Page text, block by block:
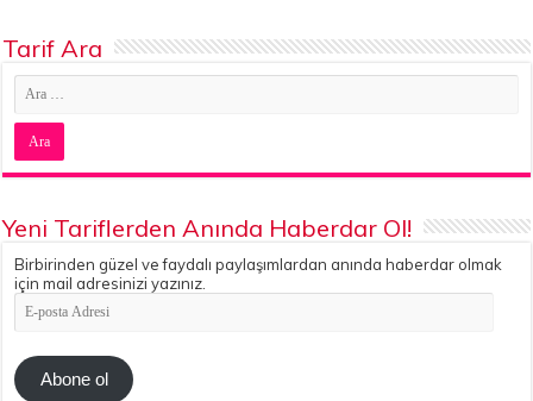
Tarif Ara
Yeni Tariflerden Anında Haberdar Ol!
Birbirinden güzel ve faydalı paylaşımlardan anında haberdar olmak
için mail adresinizi yazınız.
E-
posta
Abone ol